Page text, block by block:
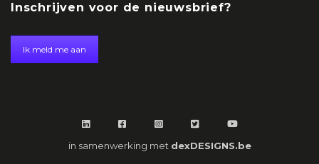
Inschrijven voor de nieuwsbrief?
Ik meld me aan
in samenwerking met dexDESIGNS.be